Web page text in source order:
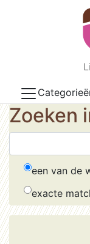
Skip to main
Zoeken
een van de
exacte